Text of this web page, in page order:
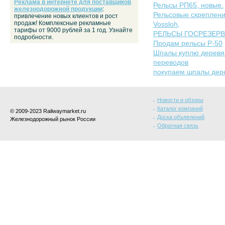
Рельсы РП65, новые.
Рельсовые
Vossloh,
РЕЛЬСЫ ГОСРЕЗЕРВ
Продам рельсы Р-50
Шпалы куплю
переводов
покупаем шпалы
Реклама в интернете для поставщиков
железнодорожной продукции:
привлечение новых клиентов и рост
продаж! Комплексные рекламные
тарифы от 9000 рублей за 1 год. Узнайте
подробности.
© 2009-2023 Railwaymarket.ru
Железнодорожный рынок России
Новости и обзоры
Каталог компаний
Доска объявлений
Обратная связь